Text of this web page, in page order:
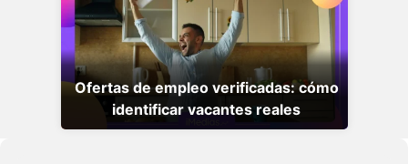
Ofertas de empleo verificadas: cómo
identificar vacantes reales